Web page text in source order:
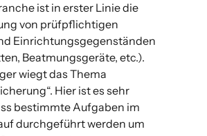
ist in erster Linie die
von prüfpflichtigen
Einrichtungsgegenständen
Beatmungsgeräte, etc.).
wiegt das Thema
Hier ist es sehr
bestimmte Aufgaben im
durchgeführt werden um